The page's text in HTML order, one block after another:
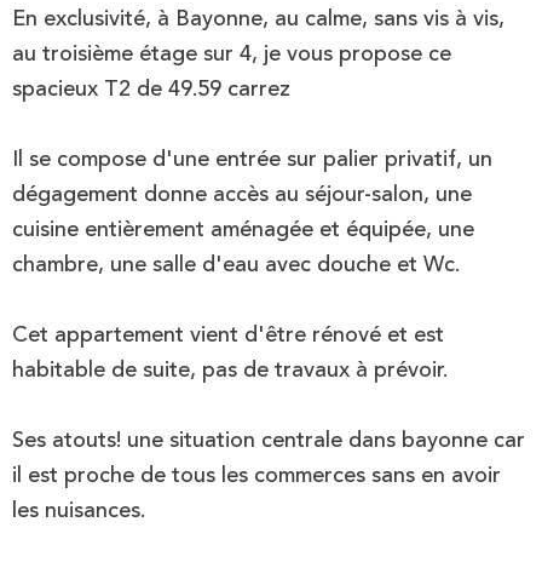
En exclusivité, à Bayonne, au calme, sans vis à vis,
au troisième étage sur 4, je vous propose ce
spacieux T2 de 49.59 carrez
Il se compose d'une entrée sur palier privatif, un
dégagement donne accès au séjour-salon, une
cuisine entièrement aménagée et équipée, une
chambre, une salle d'eau avec douche et Wc.
Cet appartement vient d'être rénové et est
habitable de suite, pas de travaux à prévoir.
Ses atouts! une situation centrale dans bayonne car
il est proche de tous les commerces sans en avoir
les nuisances.